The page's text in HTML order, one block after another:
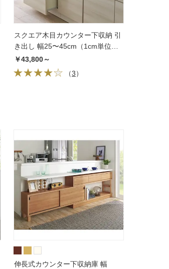
スクエア木目カウンター下収納 引
き出し 幅25〜45cm（1cm単位
オーダー）奥行34cm
￥43,800～
（3）
伸長式カウンター下収納庫 幅